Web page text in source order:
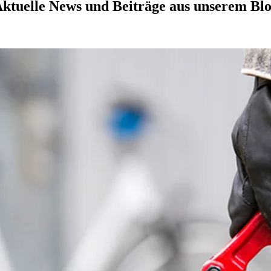
News und Beiträge aus unserem